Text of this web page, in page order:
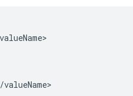
valueName>